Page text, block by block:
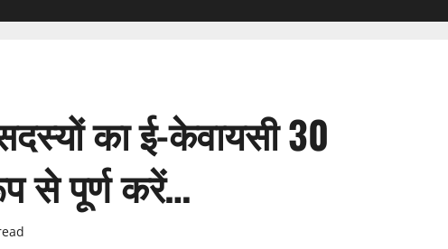
का ई-केवायसी 30
से पूर्ण करें…